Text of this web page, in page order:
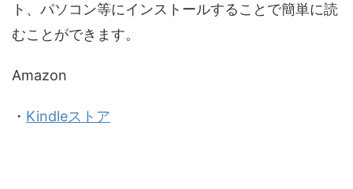
ト、パソコン等にインストールすることで簡単に読
むことができます。
Amazon
・ Kindleストア